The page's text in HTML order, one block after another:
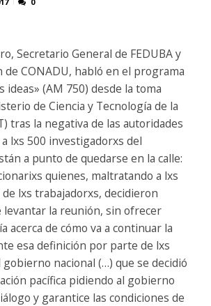
Secretario General de FEDUBA y
de CONADU, habló en el programa
ideas» (AM 750) desde la toma
de Ciencia y Tecnología de la
tras la negativa de las autoridades
lxs 500 investigadorxs del
a punto de quedarse en la calle:
quienes, maltratando a lxs
lxs trabajadorxs, decidieron
la reunión, sin ofrecer
acerca de cómo va a continuar la
esa definición por parte de lxs
nacional (…) que se decidió
pacífica pidiendo al gobierno
y garantice las condiciones de